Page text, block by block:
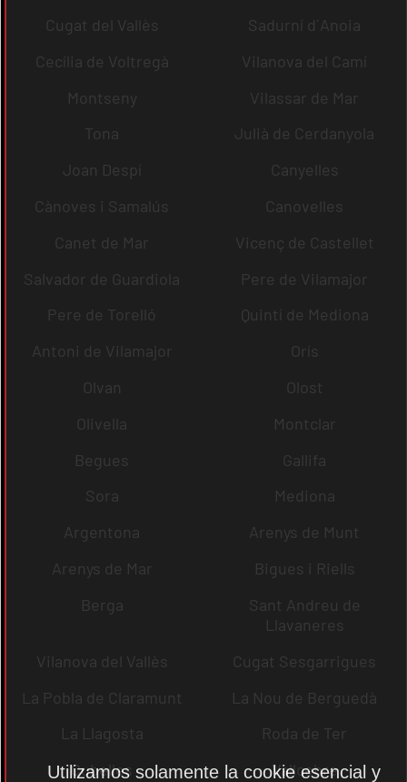
Cugat del Vallès
Sadurní d´Anoia
Cecília de Voltregà
Vilanova del Camí
Montseny
Vilassar de Mar
Tona
Julià de Cerdanyola
Joan Despí
Canyelles
Cànoves i Samalús
Canovelles
Canet de Mar
Vicenç de Castellet
Salvador de Guardiola
Pere de Vilamajor
Pere de Torelló
Quintí de Mediona
Antoni de Vilamajor
Orís
Olvan
Olost
Olivella
Montclar
Begues
Gallifa
Sora
Mediona
Argentona
Arenys de Munt
Arenys de Mar
Bigues i Riells
Berga
Sant Andreu de
Llavaneres
Vilanova del Vallès
Cugat Sesgarrigues
La Pobla de Claramunt
La Nou de Berguedà
La Llagosta
Roda de Ter
Cubelles
Vallcebre
Utilizamos solamente la cookie esencial y